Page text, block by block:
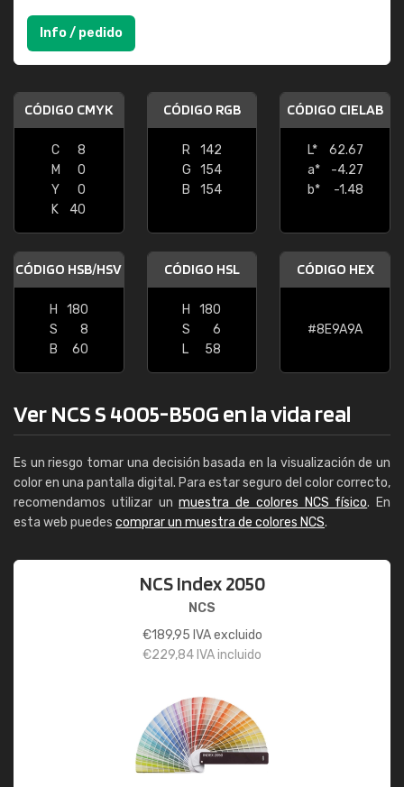
Info / pedido
CÓDIGO CMYK
C
8
M
0
Y
0
K
40
CÓDIGO RGB
R
142
G
154
B
154
CÓDIGO CIELAB
L*
62.67
a*
-4.27
b*
-1.48
CÓDIGO HSB/HSV
H
180
S
8
B
60
CÓDIGO HSL
H
180
S
6
L
58
CÓDIGO HEX
#8E9A9A
Ver NCS S 4005-B50G en la vida real
Es un riesgo tomar una decisión basada en la visualización de un
color en una pantalla digital. Para estar seguro del color correcto,
recomendamos utilizar unmuestra de colores NCS físico. En
esta web puedes comprar un muestra de colores NCS.
NCS Index 2050
NCS
€189,95 IVA excluido
€229,84 IVA incluido